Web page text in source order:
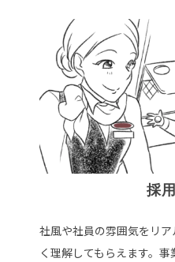
採
社風や社員の雰囲気をリ
く理解してもらえます。